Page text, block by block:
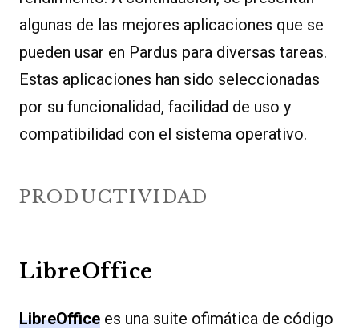
algunas de las mejores aplicaciones que se
pueden usar en Pardus para diversas tareas.
Estas aplicaciones han sido seleccionadas
por su funcionalidad, facilidad de uso y
compatibilidad con el sistema operativo.
PRODUCTIVIDAD
LibreOffice
LibreOffice es una suite ofimática de código